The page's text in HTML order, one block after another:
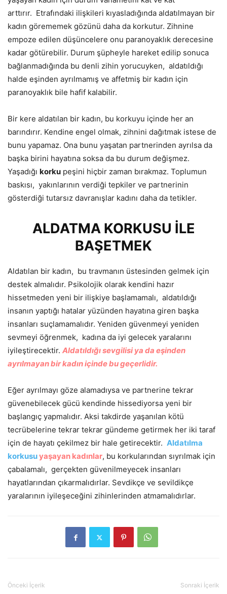
arttırır. Etrafındaki ilişkileri kıyasladığında aldatılmayan bir
kadın görememek gözünü daha da korkutur. Zihnine
empoze edilen düşüncelere onu paranoyaklık derecesine
kadar götürebilir. Durum şüpheyle hareket edilip sonuca
bağlanmadığında bu denli zihin yorucuyken, aldatıldığı
halde eşinden ayrılmamış ve affetmiş bir kadın için
paranoyaklık bile hafif kalabilir.
Bir kere aldatılan bir kadın, bu korkuyu içinde her an
barındırır. Kendine engel olmak, zihnini dağıtmak istese de
bunu yapamaz. Ona bunu yaşatan partnerinden ayrılsa da
başka birini hayatına soksa da bu durum değişmez.
Yaşadığı korku peşini hiçbir zaman bırakmaz. Toplumun
baskısı, yakınlarının verdiği tepkiler ve partnerinin
gösterdiği tutarsız davranışlar kadını daha da tetikler.
ALDATMA KORKUSU İLE
BAŞETMEK
Aldatılan bir kadın, bu travmanın üstesinden gelmek için
destek almalıdır. Psikolojik olarak kendini hazır
hissetmeden yeni bir ilişkiye başlamamalı, aldatıldığı
insanın yaptığı hatalar yüzünden hayatına giren başka
insanları suçlamamalıdır. Yeniden güvenmeyi yeniden
sevmeyi öğrenmek, kadına da iyi gelecek yaralarını
iyileştirecektir. Aldatıldığı sevgilisi ya da eşinden
ayrılmayan bir kadın içinde bu geçerlidir.
Eğer ayrılmayı göze alamadıysa ve partnerine tekrar
güvenebilecek gücü kendinde hissediyorsa yeni bir
başlangıç yapmalıdır. Aksi takdirde yaşanılan kötü
tecrübelerine tekrar tekrar gündeme getirmek her iki taraf
için de hayatı çekilmez bir hale getirecektir. Aldatılma
korkusuyaşayan kadınlar, bu korkularından sıyrılmak için
çabalamalı, gerçekten güvenilmeyecek insanları
hayatlarından çıkarmalıdırlar. Sevdikçe ve sevildikçe
yaralarının iyileşeceğini zihinlerinden atmamalıdırlar.
Önceki İçerik Sonraki İçerik